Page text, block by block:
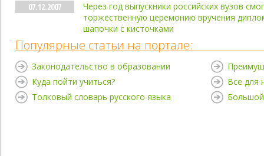
07.12.2007
Через год выпускники российских вузов
торжественную церемонию вручения
шапочки с кисточками
Популярные статьи на портале:
Законодательство в образовании
Куда пойти учиться?
Толковый словарь русского языка
Все для
Большой